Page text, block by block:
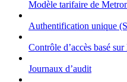
Modèle tarifaire de
Authentification unique
Contrôle d’accès basé
Journaux d’audit